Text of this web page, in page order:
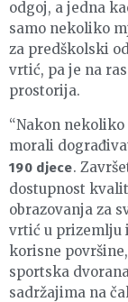
odgoj, a jedna
samo nekoliko
za predškolski
vrtić, pa je na
prostorija.
“Nakon
morali
190 djece.
dostupnost
obrazovanja za
vrtić u prizemlju
korisne
sportska
sadržajima na